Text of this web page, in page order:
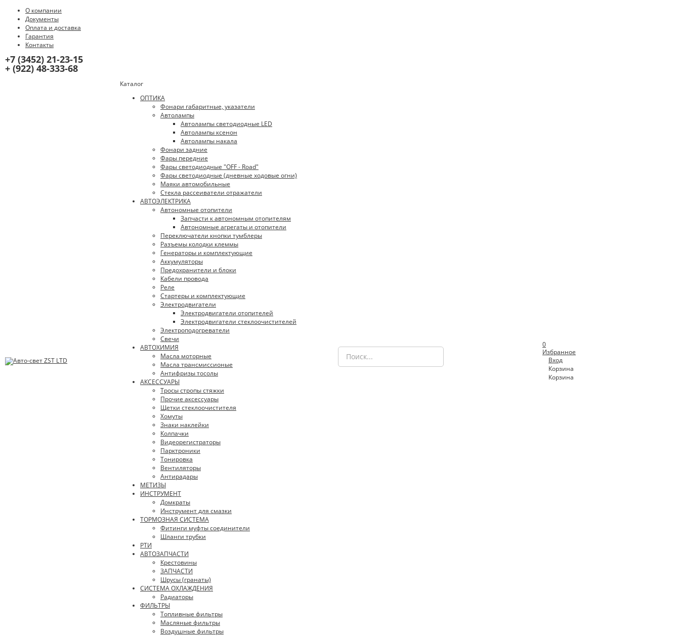
О компании
Документы
Оплата и доставка
Гарантия
Контакты
+7 (3452) 21-23-15
+ (922) 48-333-68
Каталог
ОПТИКА
Фонари габаритные, указатели
Автолампы
Автолампы светодиодные LED
Автолампы ксенон
Автолампы накала
Фонари задние
Фары передние
Фары светодиодные "OFF - Road"
Фары светодиодные (дневные ходовые огни)
Маяки автомобильные
Стекла рассеиватели отражатели
АВТОЭЛЕКТРИКА
Автономные отопители
Запчасти к автономным отопителям
Автономные агрегаты и отопители
Переключатели кнопки тумблеры
Разъемы колодки клеммы
Генераторы и комплектующие
Аккумуляторы
Предохранители и блоки
Кабели провода
Реле
Стартеры и комплектующие
Электродвигатели
Электродвигатели отопителей
Электродвигатели стеклоочистителей
Электроподогреватели
Свечи
АВТОХИМИЯ
Масла моторные
Масла трансмиссионые
Антифризы тосолы
АКСЕССУАРЫ
Тросы стропы стяжки
Прочие аксессуары
Щетки стеклоочистителя
Хомуты
Знаки наклейки
Колпачки
Видеорегистраторы
Парктроники
Тонировка
Вентиляторы
Антирадары
МЕТИЗЫ
ИНСТРУМЕНТ
Домкраты
Инструмент для смазки
ТОРМОЗНАЯ СИСТЕМА
Фитинги муфты соединители
Шланги трубки
РТИ
АВТОЗАПЧАСТИ
Крестовины
ЗАПЧАСТИ
Шрусы (гранаты)
СИСТЕМА ОХЛАЖДЕНИЯ
Радиаторы
ФИЛЬТРЫ
Топливные фильтры
Масляные фильтры
Воздушные фильтры
0
Избранное
Вход
Корзина
Корзина